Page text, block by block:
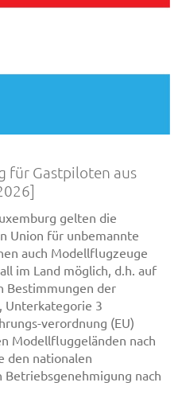
für Gastpiloten aus
gelten die
Union für unbemannte
auch Modellflugzeuge
im Land möglich, d.h. auf
Bestimmungen der
Unterkategorie 3
verordnung (EU)
Modellfluggeländen nach
den nationalen
nach